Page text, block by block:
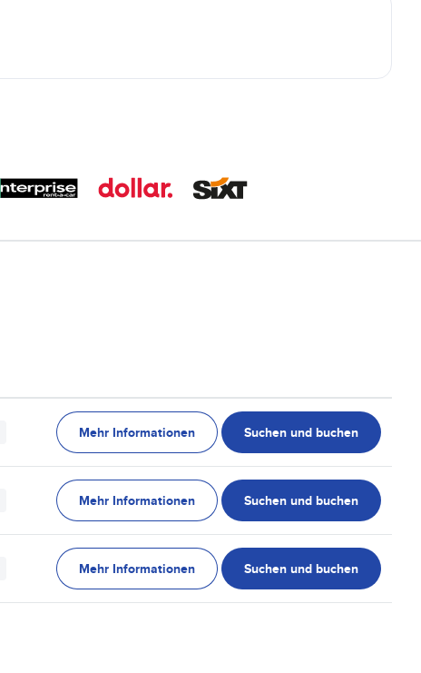
Mehr Informationen Suchen und buchen
Mehr Informationen Suchen und buchen
Mehr Informationen Suchen und buchen